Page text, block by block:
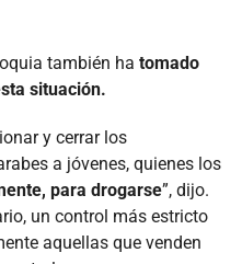
también ha tomado
situación.
y cerrar los
a jóvenes, quienes los
para drogarse”, dijo.
un control más estricto
aquellas que venden